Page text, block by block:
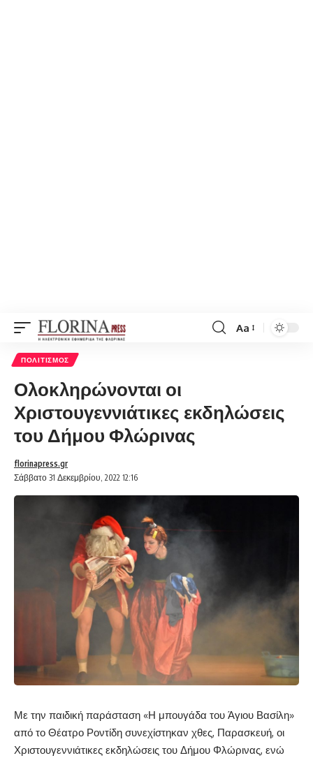
Font
Aa
ΠΟΛΙΤΙΣΜΌΣ
Ολοκληρώνονται οι
Χριστουγεννιάτικες εκδηλώσεις
του Δήμου Φλώρινας
Σάββατο 31 Δεκεμβρίου, 2022 12:16
florinapress.gr
Με την παιδική παράσταση «Η μπουγάδα του Άγιου Βασίλη»
από το Θέατρο Ροντίδη συνεχίστηκαν χθες, Παρασκευή, οι
Χριστουγεννιάτικες εκδηλώσεις του Δήμου Φλώρινας, ενώ